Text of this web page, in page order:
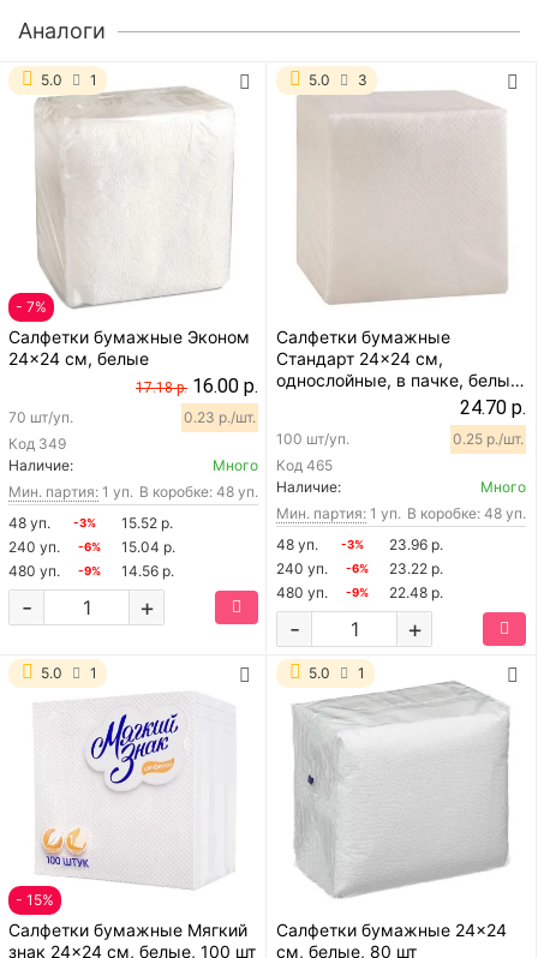
Аналоги
5.0 1
- 7%
Салфетки бумажные Эконом
24x24 см, белые
17.18 р. 16.00 р.
Код 349
70 шт/уп. 0.23 р./шт.
Наличие:
Много
Мин. партия: 1 уп. В коробке: 48 уп.
48 уп.
-3%
15.52 р.
240 уп.
-6%
15.04 р.
480 уп.
-9% 14.56 р.
+
-
5.0 3
Салфетки бумажные
Стандарт 24x24 см,
однослойные, в пачке, белые,
24.70 р.
Код 465
100 шт/уп. 0.25 р./шт.
Наличие:
Много
Мин. партия: 1 уп. В коробке: 48 уп.
48 уп.
-3%
23.96 р.
240 уп.
-6%
23.22 р.
480 уп.
-9% 22.48 р.
+
-
5.0 1
- 15%
Салфетки бумажные Мягкий
знак 24x24 см, белые, 100 шт
5.0 1
Салфетки бумажные 24x24
см, белые, 80 шт